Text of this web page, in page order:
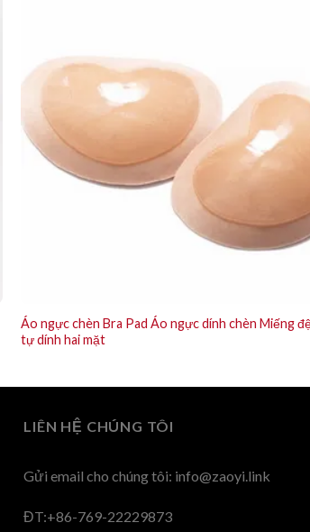
Áo ngực chèn Bra Pad Áo ngực dính chèn Miếng
tự dính hai mặt
LIÊN HỆ CHÚNG TÔI
Gửi email cho chúng tôi: info@zaoyi.link
ĐT:+86-769-22229873